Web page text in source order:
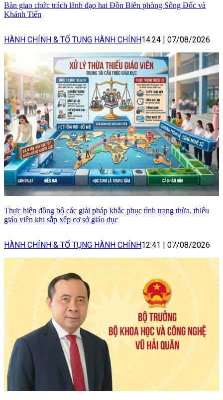
Bàn giao chức trách lãnh đạo hai Đồn Biên phòng Sông Đốc và
Khánh Tiến
HÀNH CHÍNH & TỐ TỤNG HÀNH CHÍNH14:24 | 07/08/2026
Thực hiện đồng bộ các giải pháp khắc phục tình trạng thừa, thiếu
giáo viên khi sắp xếp cơ sở giáo dục
HÀNH CHÍNH & TỐ TỤNG HÀNH CHÍNH12:41 | 07/08/2026